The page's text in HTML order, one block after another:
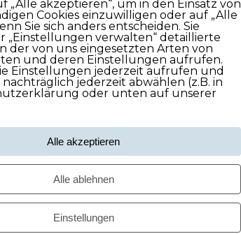
„Alle akzeptieren“, um in den Einsatz von
Cookies einzuwilligen oder auf „Alle
Sie sich anders entscheiden. Sie
„Einstellungen verwalten“ detaillierte
der von uns eingesetzten Arten von
und deren Einstellungen aufrufen.
Einstellungen jederzeit aufrufen und
nachträglich jederzeit abwählen (z.B. in
oder unten auf unserer
Alle akzeptieren
Alle ablehnen
Einstellungen